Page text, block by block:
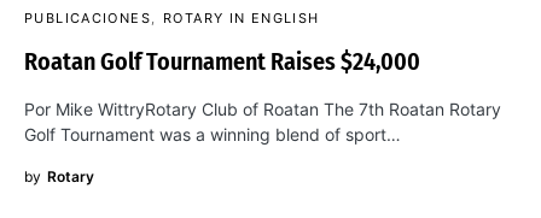
PUBLICACIONES ROTARY IN ENGLISH
Roatan Golf Tournament Raises $24,000
Por Mike WittryRotary Club of Roatan The 7th Roatan Rotary
Golf Tournament was a winning blend of sport…
by Rotary